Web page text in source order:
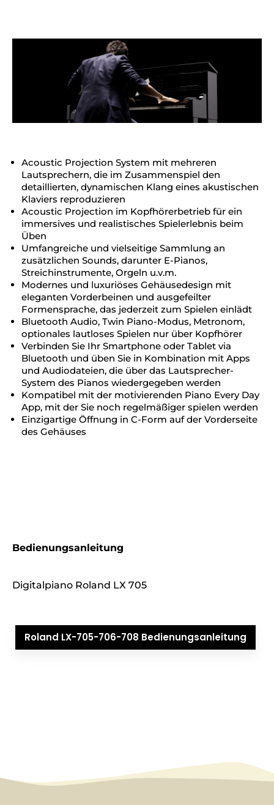
Acoustic Projection System mit mehreren
Lautsprechern, die im Zusammenspiel den
detaillierten, dynamischen Klang eines akustischen
Klaviers reproduzieren
Acoustic Projection im Kopfhörerbetrieb für ein
immersives und realistisches Spielerlebnis beim
Üben
Umfangreiche und vielseitige Sammlung an
zusätzlichen Sounds, darunter E-Pianos,
Streichinstrumente, Orgeln u.v.m.
Modernes und luxuriöses Gehäusedesign mit
eleganten Vorderbeinen und ausgefeilter
Formensprache, das jederzeit zum Spielen einlädt
Bluetooth Audio, Twin Piano-Modus, Metronom,
optionales lautloses Spielen nur über Kopfhörer
Verbinden Sie Ihr Smartphone oder Tablet via
Bluetooth und üben Sie in Kombination mit Apps
und Audiodateien, die über das Lautsprecher-
System des Pianos wiedergegeben werden
Kompatibel mit der motivierenden Piano Every Day
App, mit der Sie noch regelmäßiger spielen werden
Einzigartige Öffnung in C-Form auf der Vorderseite
des Gehäuses
Bedienungsanleitung
Digitalpiano Roland LX 705
Roland LX-705-706-708 Bedienungsanleitung